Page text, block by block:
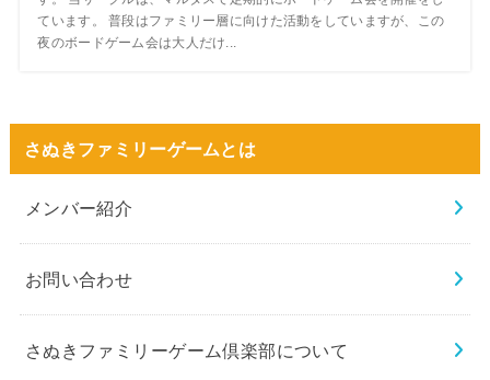
ています。 普段はファミリー層に向けた活動をしていますが、この
夜のボードゲーム会は大人だけ...
さぬきファミリーゲームとは
メンバー紹介
お問い合わせ
さぬきファミリーゲーム倶楽部について